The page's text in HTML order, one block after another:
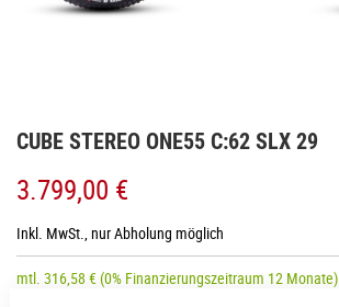
Anfang
Bildgalerie
CUBE STEREO ONE55 C:62 SLX 29
3.799,00 €
Inkl. MwSt., nur Abholung möglich
mtl. 316,58 €(0% Finanzierungszeitraum 12 Monate)